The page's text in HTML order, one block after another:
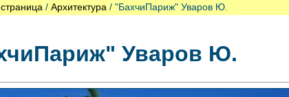
/ Архитектура / "БахчиПариж" Уваров Ю.
Уваров Ю.